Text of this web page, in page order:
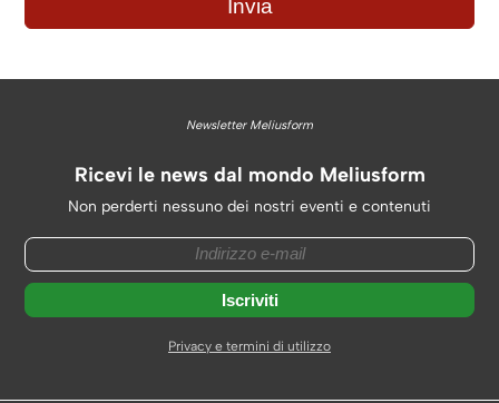
Newsletter Meliusform
Ricevi le news dal mondo Meliusform
Non perderti nessuno dei nostri eventi e contenuti
Privacy e termini di utilizzo